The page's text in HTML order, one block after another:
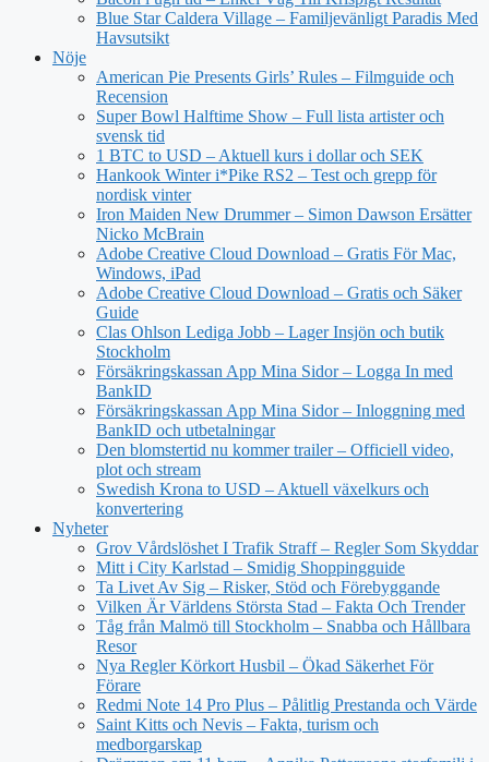
Blue Star Caldera Village – Familjevänligt Paradis Med
Havsutsikt
Nöje
American Pie Presents Girls’ Rules – Filmguide och
Recension
Super Bowl Halftime Show – Full lista artister och
svensk tid
1 BTC to USD – Aktuell kurs i dollar och SEK
Hankook Winter i*Pike RS2 – Test och grepp för
nordisk vinter
Iron Maiden New Drummer – Simon Dawson Ersätter
Nicko McBrain
Adobe Creative Cloud Download – Gratis För Mac,
Windows, iPad
Adobe Creative Cloud Download – Gratis och Säker
Guide
Clas Ohlson Lediga Jobb – Lager Insjön och butik
Stockholm
Försäkringskassan App Mina Sidor – Logga In med
BankID
Försäkringskassan App Mina Sidor – Inloggning med
BankID och utbetalningar
Den blomstertid nu kommer trailer – Officiell video,
plot och stream
Swedish Krona to USD – Aktuell växelkurs och
konvertering
Nyheter
Grov Vårdslöshet I Trafik Straff – Regler Som Skyddar
Mitt i City Karlstad – Smidig Shoppingguide
Ta Livet Av Sig – Risker, Stöd och Förebyggande
Vilken Är Världens Största Stad – Fakta Och Trender
Tåg från Malmö till Stockholm – Snabba och Hållbara
Resor
Nya Regler Körkort Husbil – Ökad Säkerhet För
Förare
Redmi Note 14 Pro Plus – Pålitlig Prestanda och Värde
Saint Kitts och Nevis – Fakta, turism och
medborgarskap